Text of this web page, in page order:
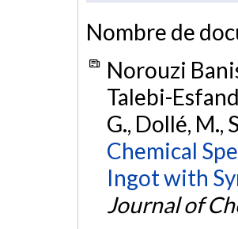
Nombre de
Norouzi
Talebi-
G., Dollé, M.,
Chemical
Ingot with
Journal of